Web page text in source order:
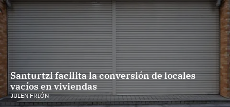
Santurtzi facilita la conversión de locales
vacíos en viviendas
JULEN FRIÓN